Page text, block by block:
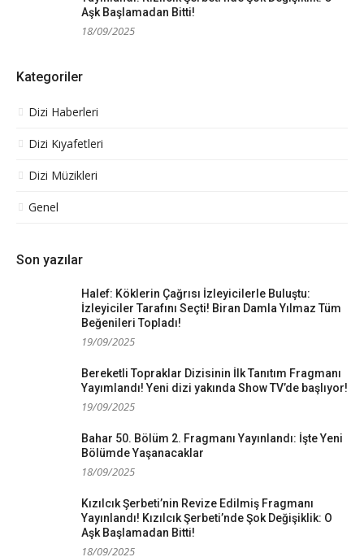
Aşk Başlamadan Bitti!
18/09/2025
Kategoriler
Dizi Haberleri
Dizi Kıyafetleri
Dizi Müzikleri
Genel
Son yazılar
Halef: Köklerin Çağrısı İzleyicilerle Buluştu:
İzleyiciler Tarafını Seçti! Biran Damla Yılmaz Tüm
Beğenileri Topladı!
19/09/2025
Bereketli Topraklar Dizisinin İlk Tanıtım Fragmanı
Yayımlandı! Yeni dizi yakında Show TV’de başlıyor!
19/09/2025
Bahar 50. Bölüm 2. Fragmanı Yayınlandı: İşte Yeni
Bölümde Yaşanacaklar
18/09/2025
Kızılcık Şerbeti’nin Revize Edilmiş Fragmanı
Yayınlandı! Kızılcık Şerbeti’nde Şok Değişiklik: O
Aşk Başlamadan Bitti!
18/09/2025